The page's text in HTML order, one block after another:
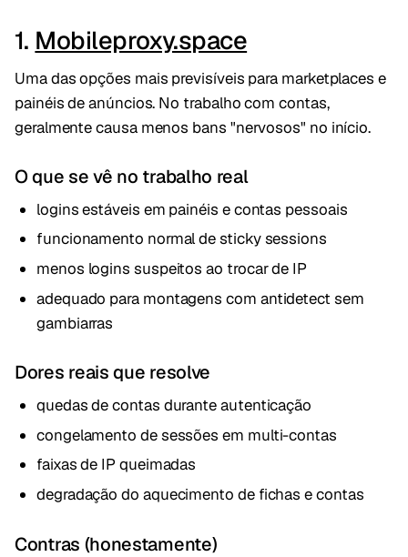
1. Mobileproxy.space
Uma das opções mais previsíveis para marketplaces e
painéis de anúncios. No trabalho com contas,
geralmente causa menos bans "nervosos" no início.
O que se vê no trabalho real
logins estáveis em painéis e contas pessoais
funcionamento normal de sticky sessions
menos logins suspeitos ao trocar de IP
adequado para montagens com antidetect sem
gambiarras
Dores reais que resolve
quedas de contas durante autenticação
congelamento de sessões em multi-contas
faixas de IP queimadas
degradação do aquecimento de fichas e contas
Contras (honestamente)